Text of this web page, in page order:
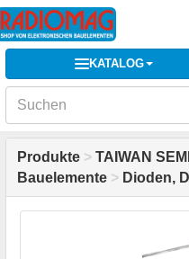
KATALOG
Produkte > TAIWAN
Bauelemente > Dioden,